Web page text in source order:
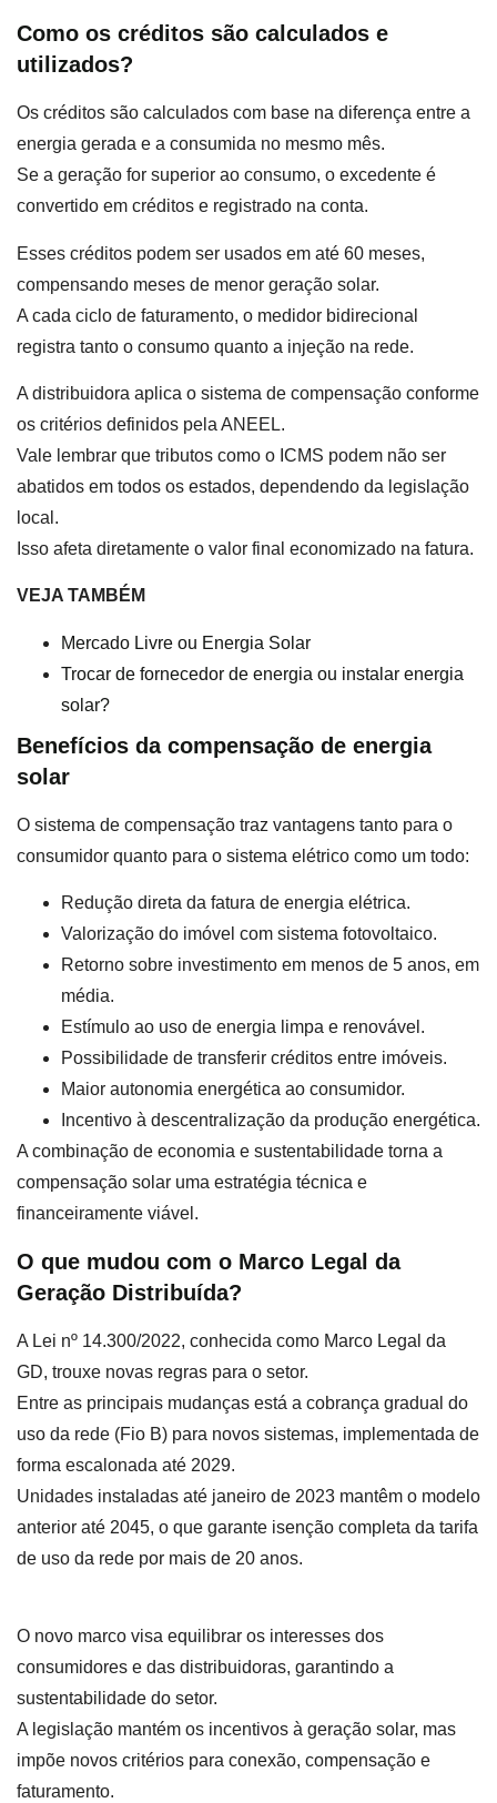
Como os créditos são calculados e
utilizados?
Os créditos são calculados com base na diferença entre a
energia gerada e a consumida no mesmo mês.
Se a geração for superior ao consumo, o excedente é
convertido em créditos e registrado na conta.
Esses créditos podem ser usados em até 60 meses,
compensando meses de menor geração solar.
A cada ciclo de faturamento, o medidor bidirecional
registra tanto o consumo quanto a injeção na rede.
A distribuidora aplica o sistema de compensação conforme
os critérios definidos pela ANEEL.
Vale lembrar que tributos como o ICMS podem não ser
abatidos em todos os estados, dependendo da legislação
local.
Isso afeta diretamente o valor final economizado na fatura.
VEJA TAMBÉM
Mercado Livre ou Energia Solar
Trocar de fornecedor de energia ou instalar energia
solar?
Benefícios da compensação de energia
solar
O sistema de compensação traz vantagens tanto para o
consumidor quanto para o sistema elétrico como um todo:
Redução direta da fatura de energia elétrica.
Valorização do imóvel com sistema fotovoltaico.
Retorno sobre investimento em menos de 5 anos, em
média.
Estímulo ao uso de energia limpa e renovável.
Possibilidade de transferir créditos entre imóveis.
Maior autonomia energética ao consumidor.
Incentivo à descentralização da produção energética.
A combinação de economia e sustentabilidade torna a
compensação solar uma estratégia técnica e
financeiramente viável.
O que mudou com o Marco Legal da
Geração Distribuída?
A Lei nº 14.300/2022, conhecida como Marco Legal da
GD, trouxe novas regras para o setor.
Entre as principais mudanças está a cobrança gradual do
uso da rede (Fio B) para novos sistemas, implementada de
forma escalonada até 2029.
Unidades instaladas até janeiro de 2023 mantêm o modelo
anterior até 2045, o que garante isenção completa da tarifa
de uso da rede por mais de 20 anos.
O novo marco visa equilibrar os interesses dos
consumidores e das distribuidoras, garantindo a
sustentabilidade do setor.
A legislação mantém os incentivos à geração solar, mas
impõe novos critérios para conexão, compensação e
faturamento.